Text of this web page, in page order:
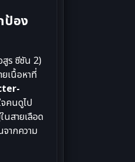
ป้อง
สูร ซีซัน 2)
เนื้อหาที่
คนดูไป
สายเลือด
ากความ